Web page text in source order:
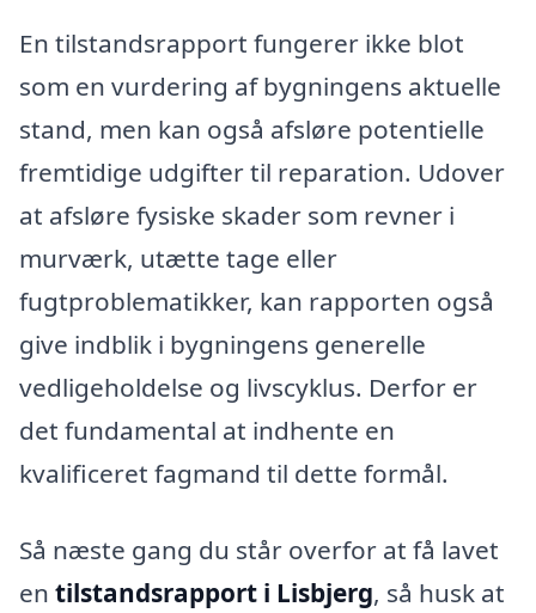
En tilstandsrapport fungerer ikke blot
som en vurdering af bygningens aktuelle
stand, men kan også afsløre potentielle
fremtidige udgifter til reparation. Udover
at afsløre fysiske skader som revner i
murværk, utætte tage eller
fugtproblematikker, kan rapporten også
give indblik i bygningens generelle
vedligeholdelse og livscyklus. Derfor er
det fundamental at indhente en
kvalificeret fagmand til dette formål.
Så næste gang du står overfor at få lavet
en tilstandsrapport i Lisbjerg, så husk at